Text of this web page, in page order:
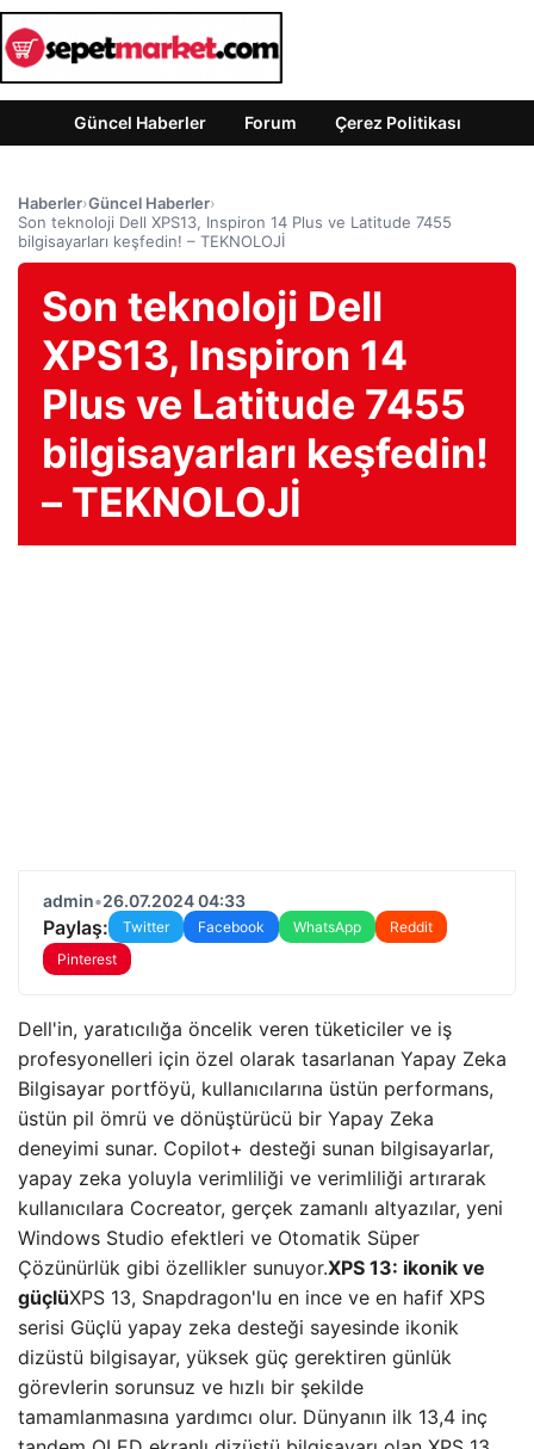
Güncel Haberler Forum Çerez Politikası
Haberler›Güncel Haberler›
Son teknoloji Dell XPS13, Inspiron 14 Plus ve Latitude 7455
bilgisayarları keşfedin! – TEKNOLOJİ
Son teknoloji Dell
XPS13, Inspiron 14
Plus ve Latitude 7455
bilgisayarları keşfedin!
– TEKNOLOJİ
admin•26.07.2024 04:33
Paylaş: Twitter Facebook WhatsApp
Reddit
Pinterest
Dell'in, yaratıcılığa öncelik veren tüketiciler ve iş
profesyonelleri için özel olarak tasarlanan Yapay Zeka
Bilgisayar portföyü, kullanıcılarına üstün performans,
üstün pil ömrü ve dönüştürücü bir Yapay Zeka
deneyimi sunar. Copilot+ desteği sunan bilgisayarlar,
yapay zeka yoluyla verimliliği ve verimliliği artırarak
kullanıcılara Cocreator, gerçek zamanlı altyazılar, yeni
Windows Studio efektleri ve Otomatik Süper
Çözünürlük gibi özellikler sunuyor.XPS 13: ikonik ve
güçlüXPS 13, Snapdragon'lu en ince ve en hafif XPS
serisi Güçlü yapay zeka desteği sayesinde ikonik
dizüstü bilgisayar, yüksek güç gerektiren günlük
görevlerin sorunsuz ve hızlı bir şekilde
tamamlanmasına yardımcı olur. Dünyanın ilk 13,4 inç